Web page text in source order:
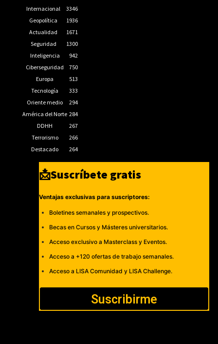
Internacional
3346
Geopolítica
1936
Actualidad
1671
Seguridad
1300
Inteligencia
942
Ciberseguridad
750
Europa
513
Tecnología
333
Oriente medio
294
América del Norte 284
DDHH
267
Terrorismo
266
Destacado
264
📩Suscríbete gratis
Ventajas exclusivas para suscriptores:
Boletines semanales y prospectivos.
Becas en Cursos y Másteres universitarios.
Acceso exclusivo a Masterclass y Eventos.
Acceso a +120 ofertas de trabajo semanales.
Acceso a LISA Comunidad y LISA Challenge.
Suscribirme